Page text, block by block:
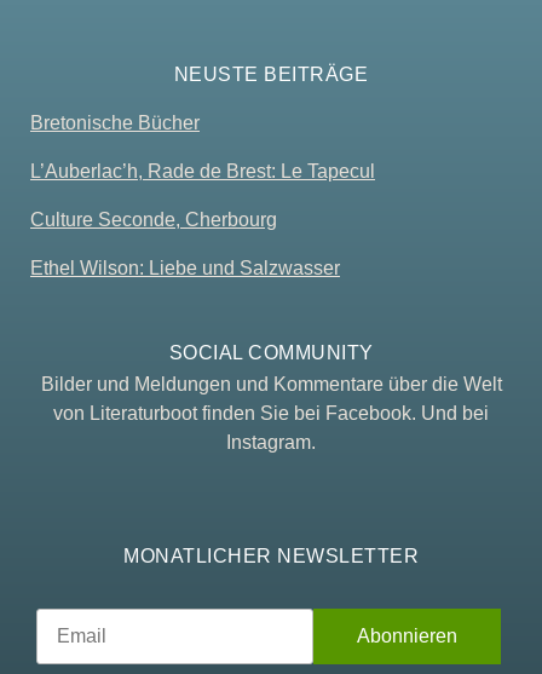
NEUSTE BEITRÄGE
Bretonische Bücher
L’Auberlac’h, Rade de Brest: Le Tapecul
Culture Seconde, Cherbourg
Ethel Wilson: Liebe und Salzwasser
SOCIAL COMMUNITY
Bilder und Meldungen und Kommentare über die Welt
von Literaturboot finden Sie bei Facebook. Und bei
Instagram.
MONATLICHER NEWSLETTER